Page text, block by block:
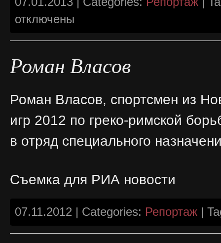
отключены
Роман Власов
Роман Власов, спортсмен из
игр 2012 по греко-римской
в отряд специального
Съемка для РИА новости
07.11.2012 | Categories: Репортаж |